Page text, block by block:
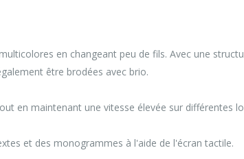
en changeant peu de fils. Avec une
être brodées avec brio.
en maintenant une vitesse élevée sur différentes
et des monogrammes à l'aide de l'écran tactile.